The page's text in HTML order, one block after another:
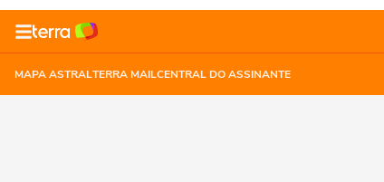
MAPA ASTRALTERRA MAILCENTRAL DO ASSINANTE